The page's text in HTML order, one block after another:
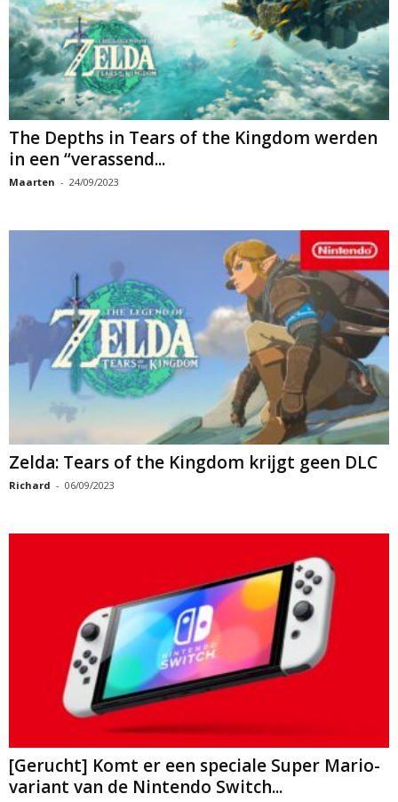
The Depths in Tears of the Kingdom werden
in een “verassend...
Maarten - 24/09/2023
Zelda: Tears of the Kingdom krijgt geen DLC
Richard - 06/09/2023
[Gerucht] Komt er een speciale Super Mario-
variant van de Nintendo Switch...